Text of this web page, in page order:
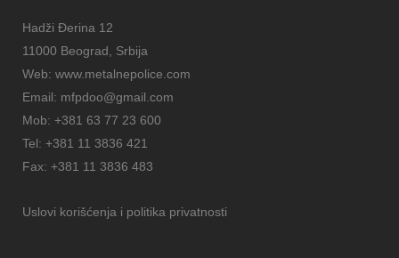
Hadži Đerina 12
11000 Beograd, Srbija
Web: www.metalnepolice.com
Email: mfpdoo@gmail.com
Mob: +381 63 77 23 600
Tel: +381 11 3836 421
Fax: +381 11 3836 483
Uslovi korišćenja i politika privatnosti